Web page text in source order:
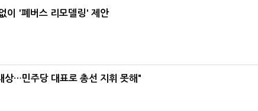
이 '폐버스 리모델링' 제안
…민주당 대표로 총선 지휘 못해"